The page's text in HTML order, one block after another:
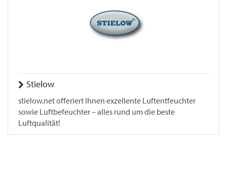
Stielow
stielow.net offeriert Ihnen exzellente Luftentfeuchter
sowie Luftbefeuchter – alles rund um die beste
Luftqualität!